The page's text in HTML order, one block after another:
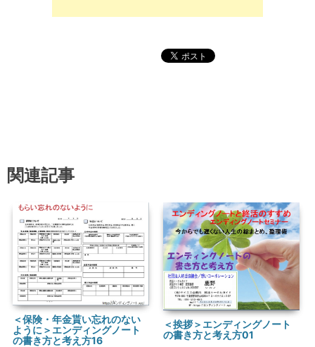
関連記事
＜保険・年金貰い忘れのない
ように＞エンディングノート
の書き方と考え方16
＜挨拶＞エンディングノート
の書き方と考え方01